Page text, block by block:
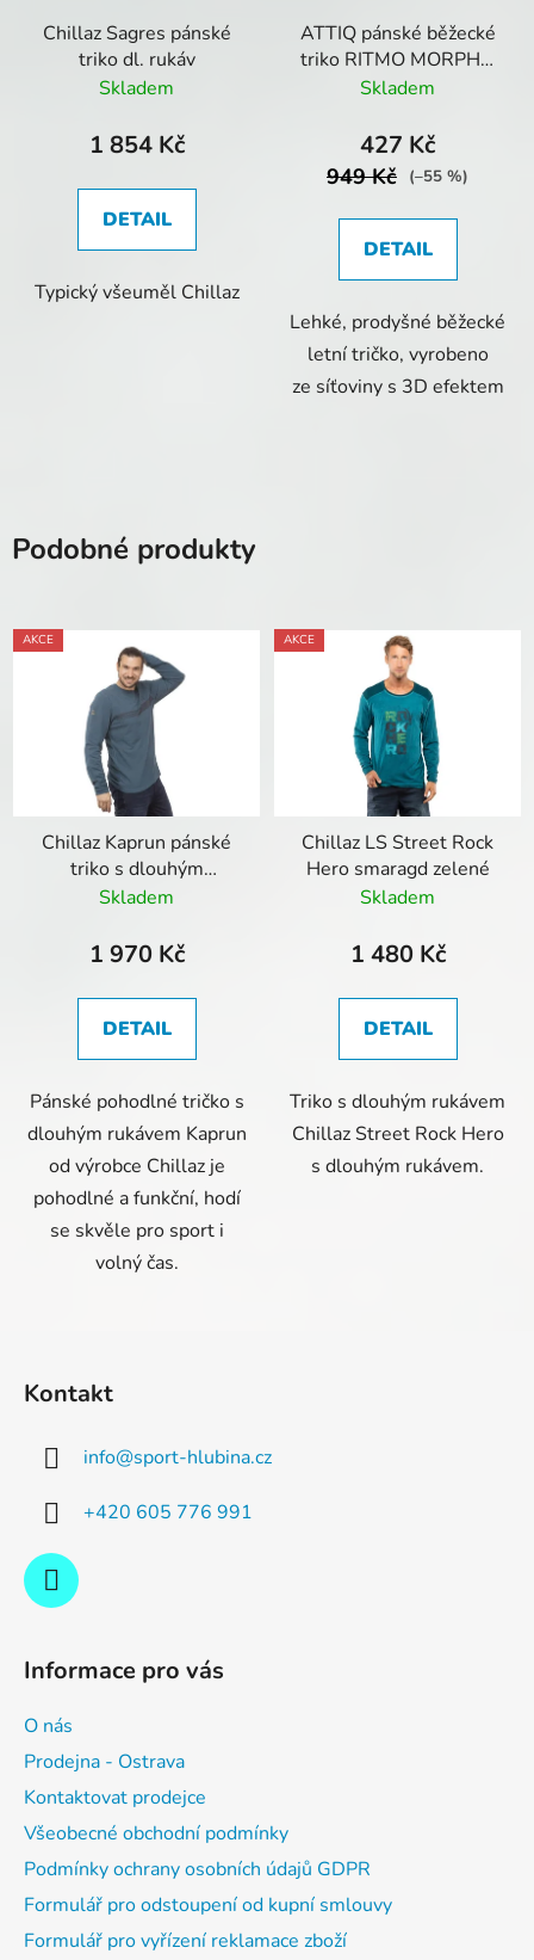
Chillaz Sagres pánské
triko dl. rukáv
Skladem
1 854 Kč
DETAIL
Typický všeuměl Chillaz
ATTIQ pánské běžecké
triko RITMO MORPHO
Limo
Skladem
427 Kč
949 Kč (–55 %)
DETAIL
Lehké, prodyšné běžecké
letní tričko, vyrobeno
ze síťoviny s 3D efektem
Podobné produkty
AKCE
Chillaz Kaprun pánské
triko s dlouhým
rukávem tmavě modré
Skladem
1 970 Kč
DETAIL
Pánské pohodlné tričko s
dlouhým rukávem Kaprun
od výrobce Chillaz je
pohodlné a funkční, hodí
se skvěle pro sport i
volný čas.
AKCE
Chillaz LS Street Rock
Hero smaragd zelené
Skladem
1 480 Kč
DETAIL
Triko s dlouhým rukávem
Chillaz Street Rock Hero
s dlouhým rukávem.
Kontakt
info@sport-hlubina.cz
+420 605 776 991
Informace pro vás
O nás
Prodejna - Ostrava
Kontaktovat prodejce
Všeobecné obchodní podmínky
Podmínky ochrany osobních údajů GDPR
Formulář pro odstoupení od kupní smlouvy
Formulář pro vyřízení reklamace zboží